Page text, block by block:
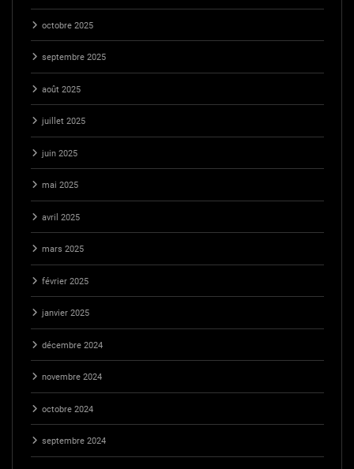
octobre 2025
septembre 2025
août 2025
juillet 2025
juin 2025
mai 2025
avril 2025
mars 2025
février 2025
janvier 2025
décembre 2024
novembre 2024
octobre 2024
septembre 2024